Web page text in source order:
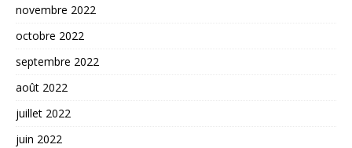
novembre 2022
octobre 2022
septembre 2022
août 2022
juillet 2022
juin 2022